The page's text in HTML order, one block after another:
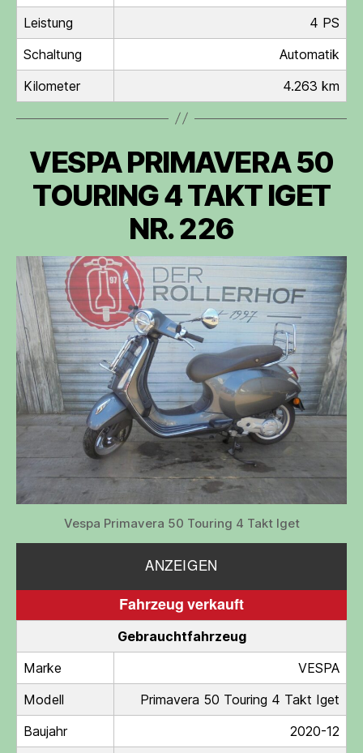
Leistung
4 PS
Schaltung
Automatik
Kilometer
4.263 km
VESPA PRIMAVERA 50
TOURING 4 TAKT IGET
NR. 226
Vespa Primavera 50 Touring 4 Takt Iget
ANZEIGEN
Fahrzeug verkauft
Gebrauchtfahrzeug
Marke
VESPA
Modell
Primavera 50 Touring 4 Takt Iget
Baujahr
2020-12